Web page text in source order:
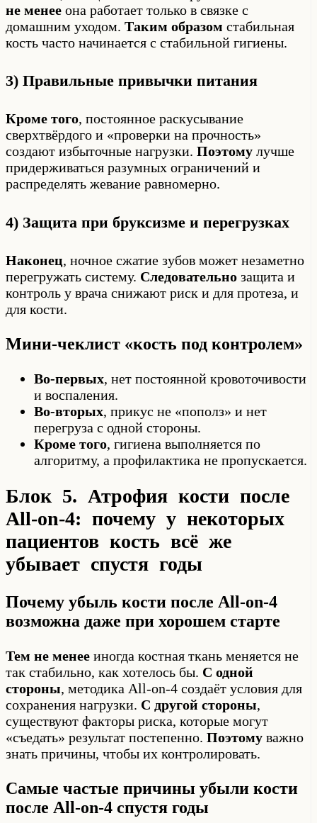
не менее она работает только в связке с
домашним уходом. Таким образом стабильная
кость часто начинается с стабильной гигиены.
3) Правильные привычки питания
Кроме того, постоянное раскусывание
сверхтвёрдого и «проверки на прочность»
создают избыточные нагрузки. Поэтому лучше
придерживаться разумных ограничений и
распределять жевание равномерно.
4) Защита при бруксизме и перегрузках
Наконец, ночное сжатие зубов может незаметно
перегружать систему. Следовательно защита и
контроль у врача снижают риск и для протеза, и
для кости.
Мини-чеклист «кость под контролем»
Во-первых, нет постоянной кровоточивости
и воспаления.
Во-вторых, прикус не «пополз» и нет
перегруза с одной стороны.
Кроме того, гигиена выполняется по
алгоритму, а профилактика не пропускается.
Блок 5. Атрофия кости после
All-on-4: почему у некоторых
пациентов кость всё же
убывает спустя годы
Почему убыль кости после All-on-4
возможна даже при хорошем старте
Тем не менее иногда костная ткань меняется не
так стабильно, как хотелось бы. С одной
стороны, методика All-on-4 создаёт условия для
сохранения нагрузки. С другой стороны,
существуют факторы риска, которые могут
«съедать» результат постепенно. Поэтому важно
знать причины, чтобы их контролировать.
Самые частые причины убыли кости
после All-on-4 спустя годы